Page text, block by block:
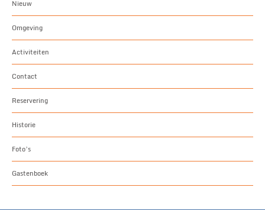
Nieuw
Omgeving
Activiteiten
Contact
Reservering
Historie
Foto’s
Gastenboek